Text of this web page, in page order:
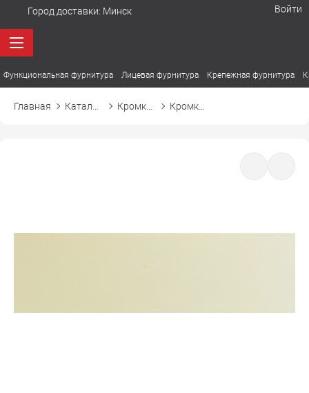
Город доставки: Минск Войти
Функциональная фурнитура Лицевая фурнитура Крепежная фурнитура
Главная